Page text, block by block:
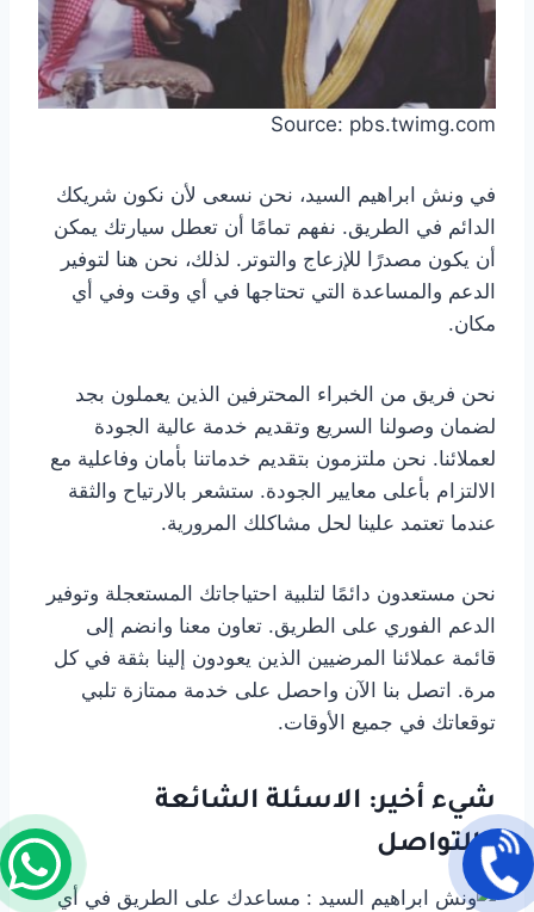
Source: pbs.twimg.com
في ونش ابراهيم السيد، نحن نسعى لأن نكون شريكك
الدائم في الطريق. نفهم تمامًا أن تعطل سيارتك يمكن
أن يكون مصدرًا للإزعاج والتوتر. لذلك، نحن هنا لتوفير
الدعم والمساعدة التي تحتاجها في أي وقت وفي أي
مكان.
نحن فريق من الخبراء المحترفين الذين يعملون بجد
لضمان وصولنا السريع وتقديم خدمة عالية الجودة
لعملائنا. نحن ملتزمون بتقديم خدماتنا بأمان وفاعلية مع
الالتزام بأعلى معايير الجودة. ستشعر بالارتياح والثقة
عندما تعتمد علينا لحل مشاكلك المرورية.
نحن مستعدون دائمًا لتلبية احتياجاتك المستعجلة وتوفير
الدعم الفوري على الطريق. تعاون معنا وانضم إلى
قائمة عملائنا المرضيين الذين يعودون إلينا بثقة في كل
مرة. اتصل بنا الآن واحصل على خدمة ممتازة تلبي
توقعاتك في جميع الأوقات.
شيء أخير: الاسئلة الشائعة
والتواصل